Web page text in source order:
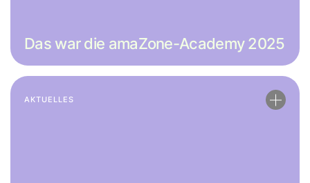
Das war die amaZone-Academy 2025
AKTUELLES